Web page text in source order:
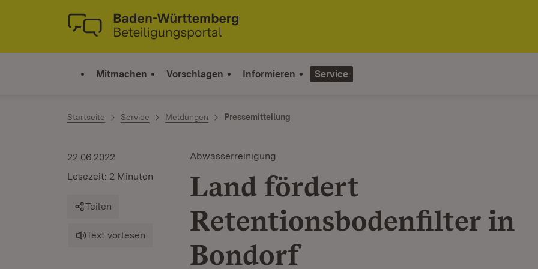
Zum Inhalt springen
Link zur Startseite
Mitmachen Vorschlagen Informieren Service
Startseite Service Meldungen Pressemitteilung
Abwasserreinigung
Land fördert
Retentionsbodenfilter in
Bondorf
22.06.2022
Lesezeit: 2 Minuten
Teilen
Text vorlesen